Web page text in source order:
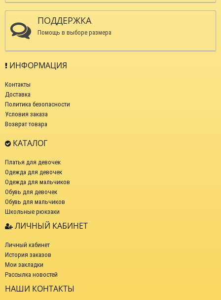
ПОДДЕРЖКА
Помощь в выборе размера
ИНФОРМАЦИЯ
Контакты
Доставка
Политика безопасности
Условия заказа
Возврат товара
КАТАЛОГ
Платья для девочек
Одежда для девочек
Одежда для мальчиков
Обувь для девочек
Обувь для мальчиков
Школьные рюкзаки
ЛИЧНЫЙ КАБИНЕТ
Личный кабинет
История заказов
Мои закладки
Рассылка новостей
НАШИ КОНТАКТЫ